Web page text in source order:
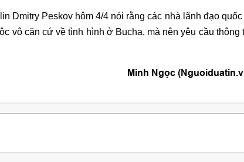
Dmitry Peskov hôm 4/4 nói rằng các nhà lãnh đạo quốc
vô căn cứ về tình hình ở Bucha, mà nên yêu cầu thông
Minh Ngọc